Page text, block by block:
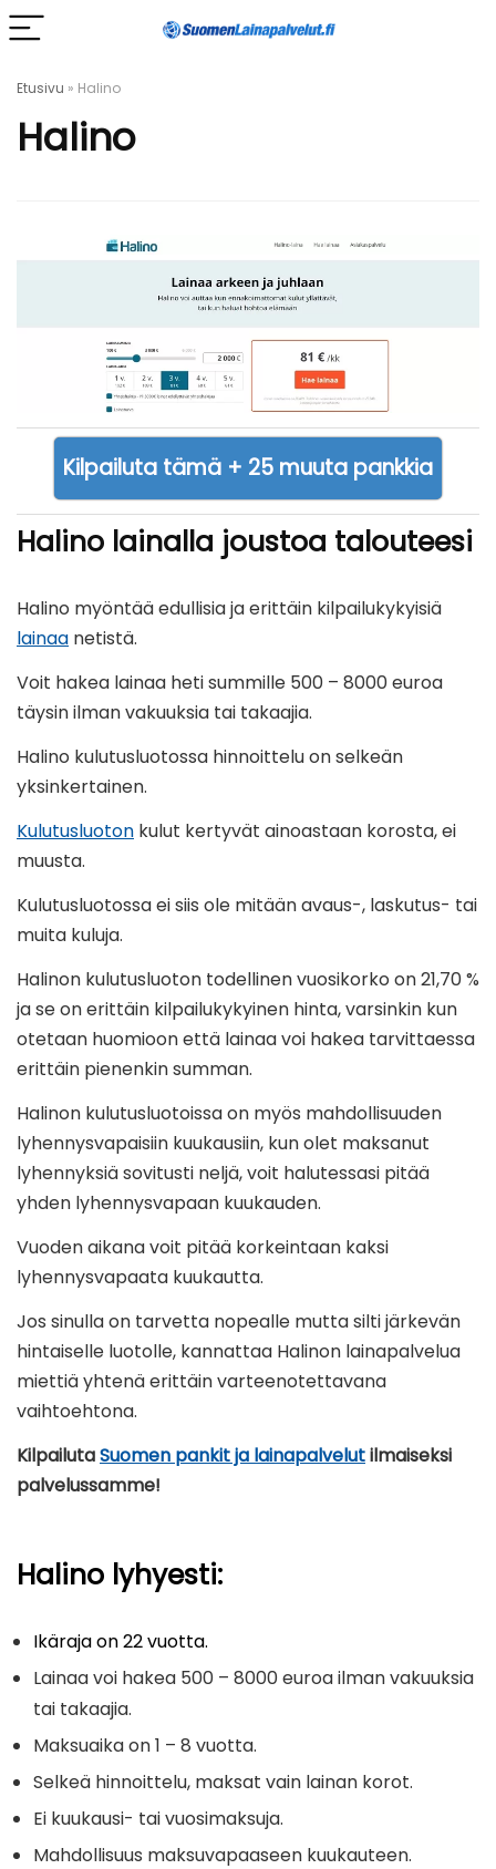
Etusivu » Halino
Halino
Kilpailuta tämä + 25 muuta pankkia
Halino lainalla joustoa talouteesi
Halino myöntää edullisia ja erittäin kilpailukykyisiä
lainaa netistä.
Voit hakea lainaa heti summille 500 – 8000 euroa
täysin ilman vakuuksia tai takaajia.
Halino kulutusluotossa hinnoittelu on selkeän
yksinkertainen.
Kulutusluoton kulut kertyvät ainoastaan korosta, ei
muusta.
Kulutusluotossa ei siis ole mitään avaus-, laskutus- tai
muita kuluja.
Halinon kulutusluoton todellinen vuosikorko on 21,70 %
ja se on erittäin kilpailukykyinen hinta, varsinkin kun
otetaan huomioon että lainaa voi hakea tarvittaessa
erittäin pienenkin summan.
Halinon kulutusluotoissa on myös mahdollisuuden
lyhennysvapaisiin kuukausiin, kun olet maksanut
lyhennyksiä sovitusti neljä, voit halutessasi pitää
yhden lyhennysvapaan kuukauden.
Vuoden aikana voit pitää korkeintaan kaksi
lyhennysvapaata kuukautta.
Jos sinulla on tarvetta nopealle mutta silti järkevän
hintaiselle luotolle, kannattaa Halinon lainapalvelua
miettiä yhtenä erittäin varteenotettavana
vaihtoehtona.
KilpailutaSuomen pankit ja lainapalvelutilmaiseksi
palvelussamme!
Halino lyhyesti:
Ikäraja on 22 vuotta.
Lainaa voi hakea 500 – 8000 euroa ilman vakuuksia
tai takaajia.
Maksuaika on 1 – 8 vuotta.
Selkeä hinnoittelu, maksat vain lainan korot.
Ei kuukausi- tai vuosimaksuja.
Mahdollisuus maksuvapaaseen kuukauteen.